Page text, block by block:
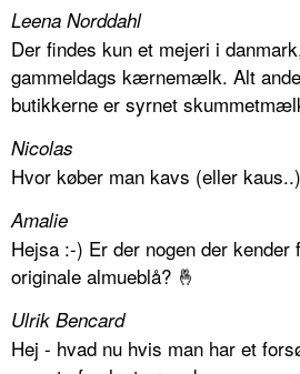
Leena Norddahl
Der findes kun et mejeri i
gammeldags kærnemælk. Alt
butikkerne er syrnet
Nicolas
Hvor køber man kavs (eller
Amalie
Hejsa :-) Er der nogen der kender
originale almueblå? 🤞
Ulrik Bencard
Hej - hvad nu hvis man har et